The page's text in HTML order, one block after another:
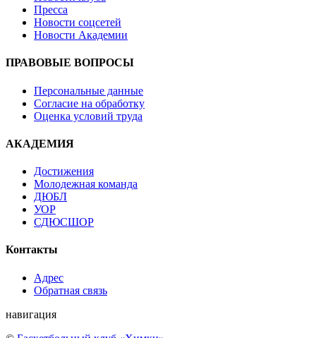
Пресса
Новости соцсетей
Новости Академии
ПРАВОВЫЕ ВОПРОСЫ
Персональные данные
Согласие на обработку
Оценка условий труда
АКАДЕМИЯ
Достижения
Молодежная команда
ДЮБЛ
УОР
СДЮСШОР
Контакты
Адрес
Обратная связь
навигация